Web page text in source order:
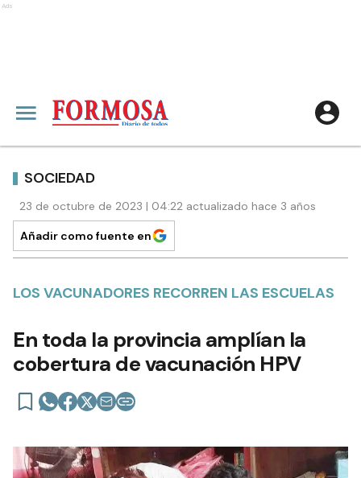
Ads
SOCIEDAD
23 de octubre de 2023 | 04:22 actualizado hace 3 años
Añadir como fuente en
LOS VACUNADORES RECORREN LAS ESCUELAS
En toda la provincia amplían la
cobertura de vacunación HPV